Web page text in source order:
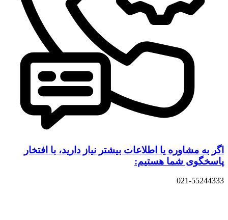
اگر به مشاوره یا اطلاعات بیشتر نیاز دارید، با افتخار
پاسخگوی شما هستیم:
021-55244333